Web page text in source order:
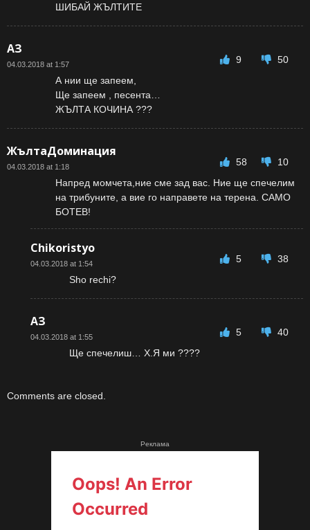
ШИБАЙ ЖЪЛТИТЕ
АЗ
04.03.2018 at 1:57 9
50
А нии ще запеем,
Ще запеем , песента…
ЖЪЛТА КОЧИНА ???
ЖълтаДоминация
04.03.2018 at 1:18 58
10
Напред момчета,ние сме зад вас. Ние ще спечелим
на трибуните, а вие го направете на терена. САМО
БОТЕВ!
Chikoristyo
04.03.2018 at 1:54 5
38
Sho rechi?
АЗ
04.03.2018 at 1:55 5
40
Ще спечелиш… Х.Я ми ????
Comments are closed.
Реклама